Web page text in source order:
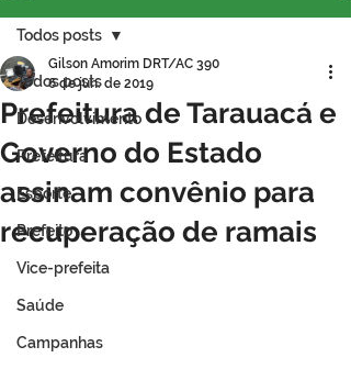
Todos posts
Desenvolvimento
Prefeitura
Esporte
Prefeito
Vice-prefeita
Saúde
Campanhas
Todos posts
Prefeitura de Tarauacá e
Governo do Estado
assinam convênio para
recuperação de ramais
Gilson Amorim DRT/AC 390
6 de jun. de 2019